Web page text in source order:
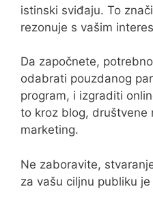
istinski sviđaju. To
rezonuje s vašim
Da započnete,
odabrati pouzdanog
program, i izgraditi
to kroz blog, društvene
marketing.
Ne zaboravite,
za vašu ciljnu publiku je